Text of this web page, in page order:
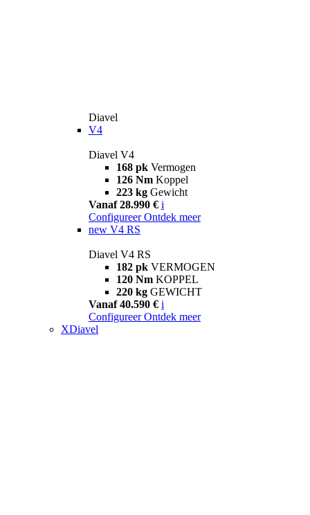
Diavel
V4
Diavel V4
168 pk Vermogen
126 Nm Koppel
223 kg Gewicht
Vanaf 28.990 € i
Configureer Ontdek meer
new V4 RS
Diavel V4 RS
182 pk VERMOGEN
120 Nm KOPPEL
220 kg GEWICHT
Vanaf 40.590 € i
Configureer Ontdek meer
XDiavel